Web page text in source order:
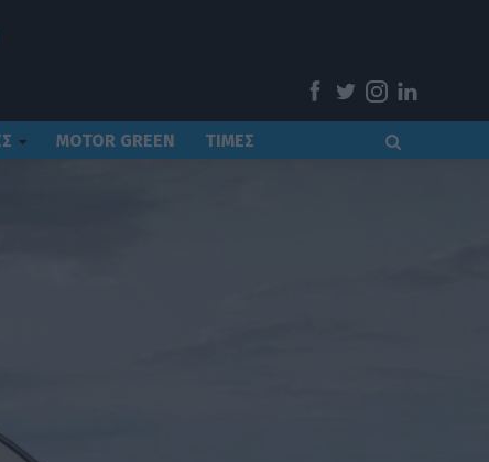
MOTOR GREEN ΤΙΜΕΣ